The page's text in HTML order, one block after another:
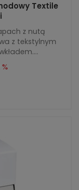
Textile
z nutą
z tekstylnym